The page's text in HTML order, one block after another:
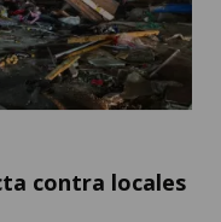
contra locales